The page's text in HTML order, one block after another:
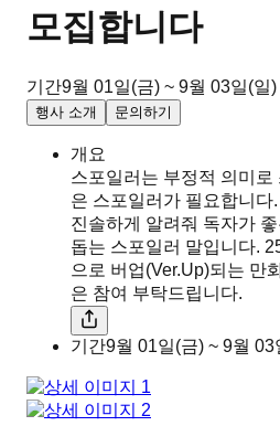
모집합니다
기간9월 01일(금) ~ 9월 03일(일)
행사 소개 문의하기
개요
스포일러는 부정적 의미
은 스포일러가 필요합니다
진솔하게 알려줘 독자가
돕는 스포일러 말입니다.
으로 버업(Ver.Up)되는 만
은 참여 부탁드립니다.
기간9월 01일(금) ~ 9월 03